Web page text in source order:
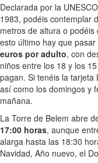
Declarada por la
1983, podéis contemplar
metros de altura o
esto último hay que
euros por adulto, con
niños entre los 18 y los
pagan. Si tenéis la
así como los domingos y
mañana.
La Torre de Belem abre
17:00 horas, aunque
alarga hasta las 18:30
Navidad, Año nuevo, el